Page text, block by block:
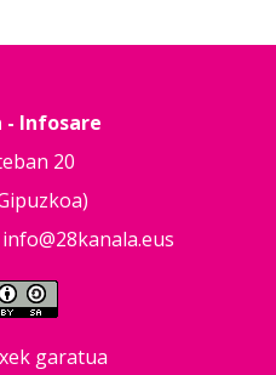
- Infosare
20
info@28kanala.eus
garatua